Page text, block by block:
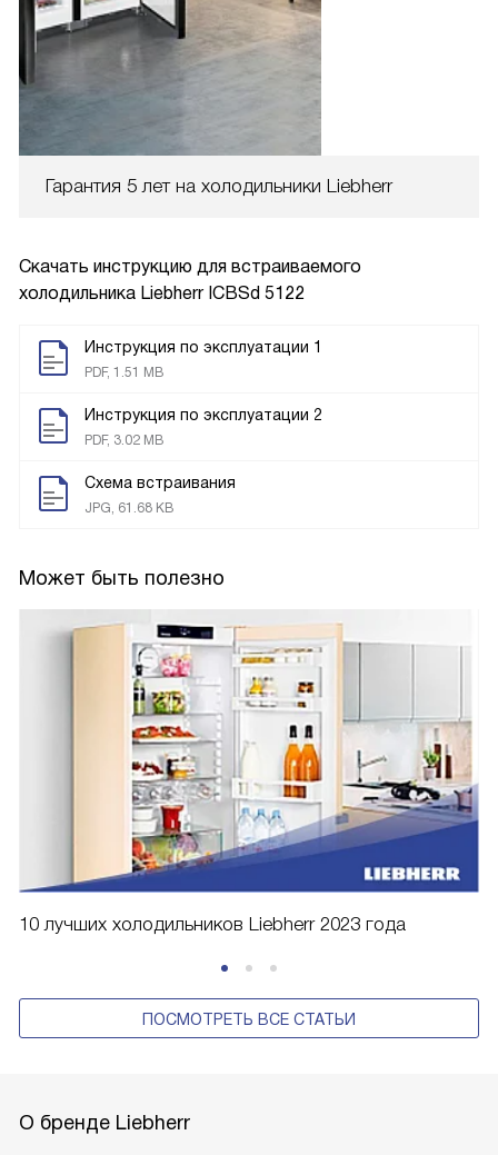
Гарантия 5 лет на холодильники Liebherr
Скачать инструкцию для встраиваемого
холодильника Liebherr ICBSd 5122
Инструкция по эксплуатации 1
PDF, 1.51 MB
Инструкция по эксплуатации 2
PDF, 3.02 MB
Схема встраивания
JPG, 61.68 KB
Может быть полезно
10 лучших холодильников Liebherr 2023 года
ПОСМОТРЕТЬ ВСЕ СТАТЬИ
О бренде Liebherr